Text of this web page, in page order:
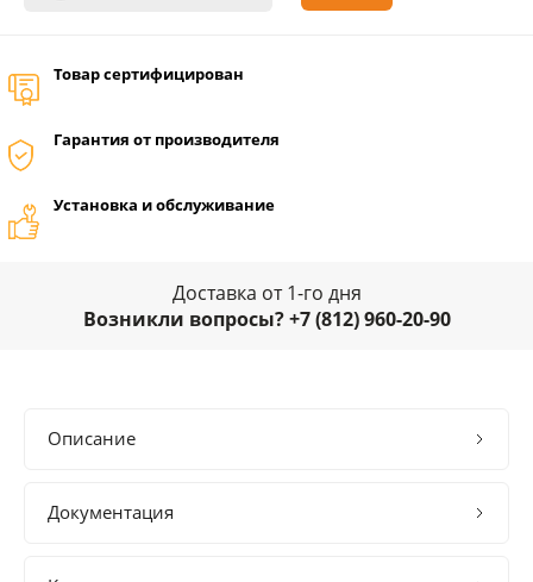
Товар сертифицирован
Гарантия от производителя
Установка и обслуживание
Доставка от 1-го дня
Возникли вопросы? +7 (812) 960-20-90
Описание
Документация